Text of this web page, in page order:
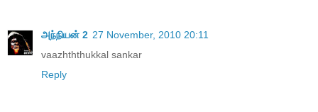
அந்நியன் 2 27 November, 2010 20:11
vaazhththukkal sankar
Reply